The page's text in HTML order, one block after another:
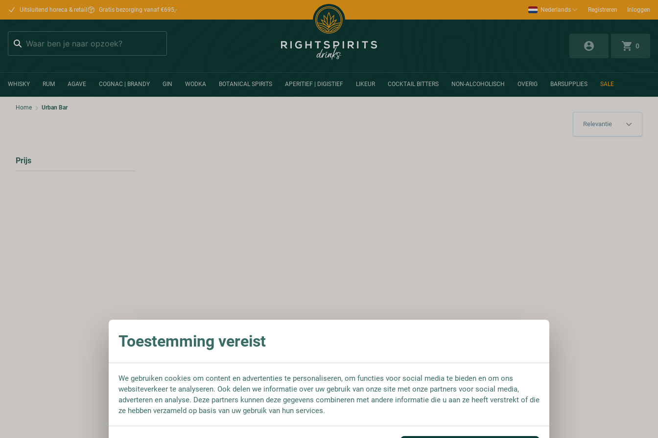
Uitsluitend horeca & retail Gratis bezorging vanaf €695,- Nederlands Registreren Inloggen
0
WHISKY RUM AGAVE COGNAC | BRANDY GIN WODKA BOTANICAL SPIRITS APERITIEF | DIGISTIEF LIKEUR COCKTAIL BITTERS NON-ALCOHOLISCH OVERIG BARSUPPLIES SALE
Home Urban Bar
Prijs
Toestemming vereist
We gebruiken cookies om content en advertenties te personaliseren, om functies voor social media te bieden en om ons
websiteverkeer te analyseren. Ook delen we informatie over uw gebruik van onze site met onze partners voor social media,
adverteren en analyse. Deze partners kunnen deze gegevens combineren met andere informatie die u aan ze heeft verstrekt of die
ze hebben verzameld op basis van uw gebruik van hun services.